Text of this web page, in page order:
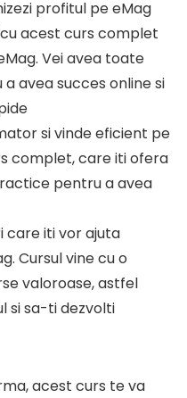
profitul pe eMag
acest curs complet
Vei avea toate
avea succes online si
si vinde eficient pe
complet, care iti ofera
pentru a avea
care iti vor ajuta
Cursul vine cu o
valoroase, astfel
si sa-ti dezvolti
acest curs te va